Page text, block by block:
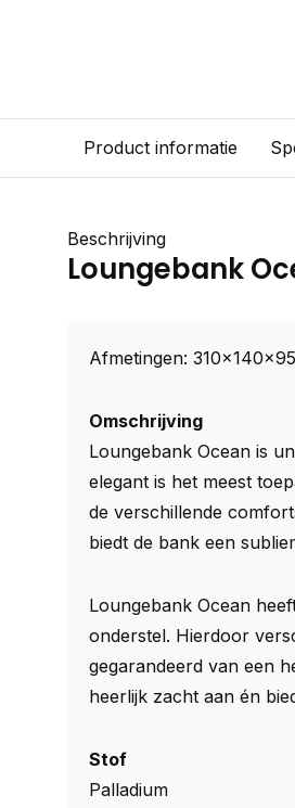
Product informatie
Beschrijving
Loungebank
Afmetingen:
Omschrijving
Loungebank Ocean is
elegant is het meest
de verschillende
biedt de bank een
Loungebank Ocean
onderstel. Hierdoor
gegarandeerd van een
heerlijk zacht aan én
Stof
Palladium